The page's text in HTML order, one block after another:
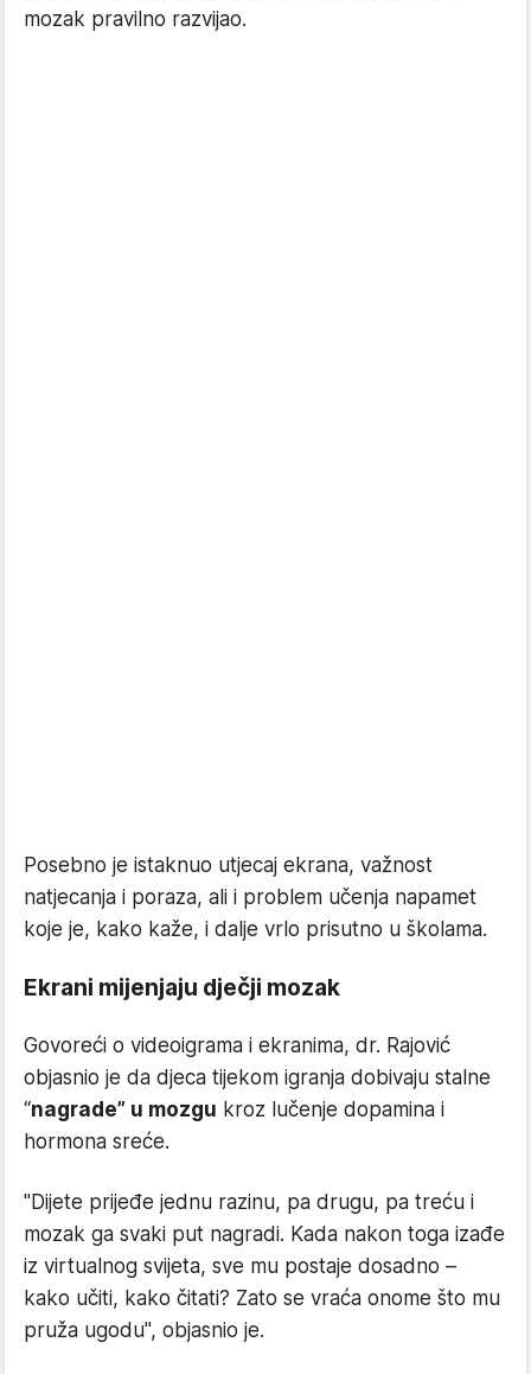
mozak pravilno razvijao.
Posebno je istaknuo utjecaj ekrana, važnost
natjecanja i poraza, ali i problem učenja napamet
koje je, kako kaže, i dalje vrlo prisutno u školama.
Ekrani mijenjaju dječji mozak
Govoreći o videoigrama i ekranima, dr. Rajović
objasnio je da djeca tijekom igranja dobivaju stalne
“nagrade” u mozgu kroz lučenje dopamina i
hormona sreće.
"Dijete prijeđe jednu razinu, pa drugu, pa treću i
mozak ga svaki put nagradi. Kada nakon toga izađe
iz virtualnog svijeta, sve mu postaje dosadno –
kako učiti, kako čitati? Zato se vraća onome što mu
pruža ugodu", objasnio je.